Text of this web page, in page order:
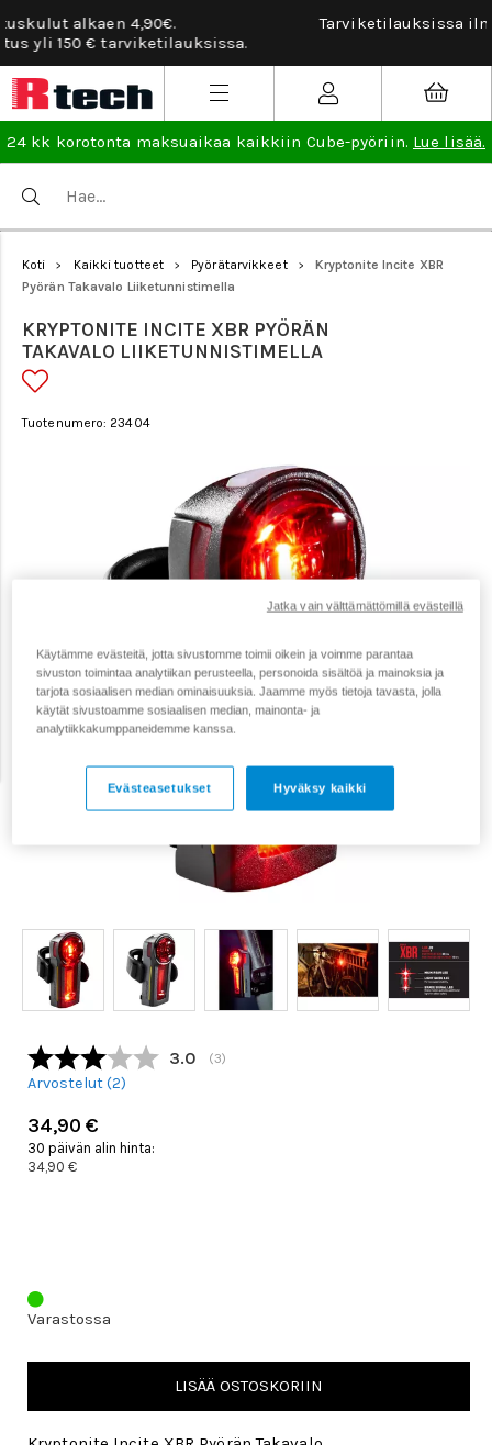
Tarviketilauksissa ilmainen vaihto- ja palautusoikeus.Lue
lisää
24 kk korotonta maksuaikaa kaikkiin Cube-pyöriin. Lue lisää.
Koti > Kaikki tuotteet > Pyörätarvikkeet >
Kryptonite Incite XBR
Pyörän Takavalo Liiketunnistimella
KRYPTONITE INCITE XBR PYÖRÄN
TAKAVALO LIIKETUNNISTIMELLA
Tuotenumero: 23404
Keskimääräinen luokitus:
3.0 (äänet:
3)
Arvostelut (2)
34,90 €
30 päivän alin hinta:
34,90 €
Varastossa
LISÄÄ OSTOSKORIIN
Käytämme evästeitä, jotta sivustomme toimii oikein ja voimme parantaa
sivuston toimintaa analytiikan perusteella, personoida sisältöä ja mainoksia ja
tarjota sosiaalisen median ominaisuuksia. Jaamme myös tietoja tavasta, jolla
käytät sivustoamme sosiaalisen median, mainonta- ja
analytiikkakumppaneidemme kanssa.
Hyväksy kaikki
Evästeasetukset
Jatka vain välttämättömillä evästeillä